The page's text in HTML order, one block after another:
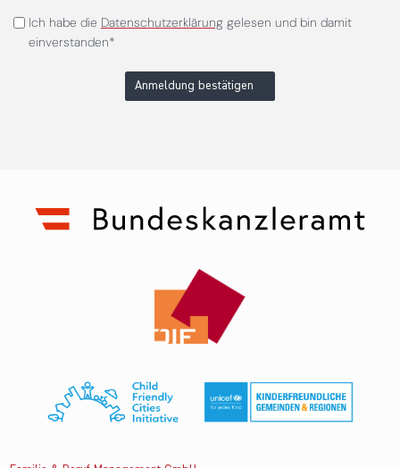
Ich habe die Datenschutzerklärunggelesen und bin damit
einverstanden*
Anmeldung bestätigen